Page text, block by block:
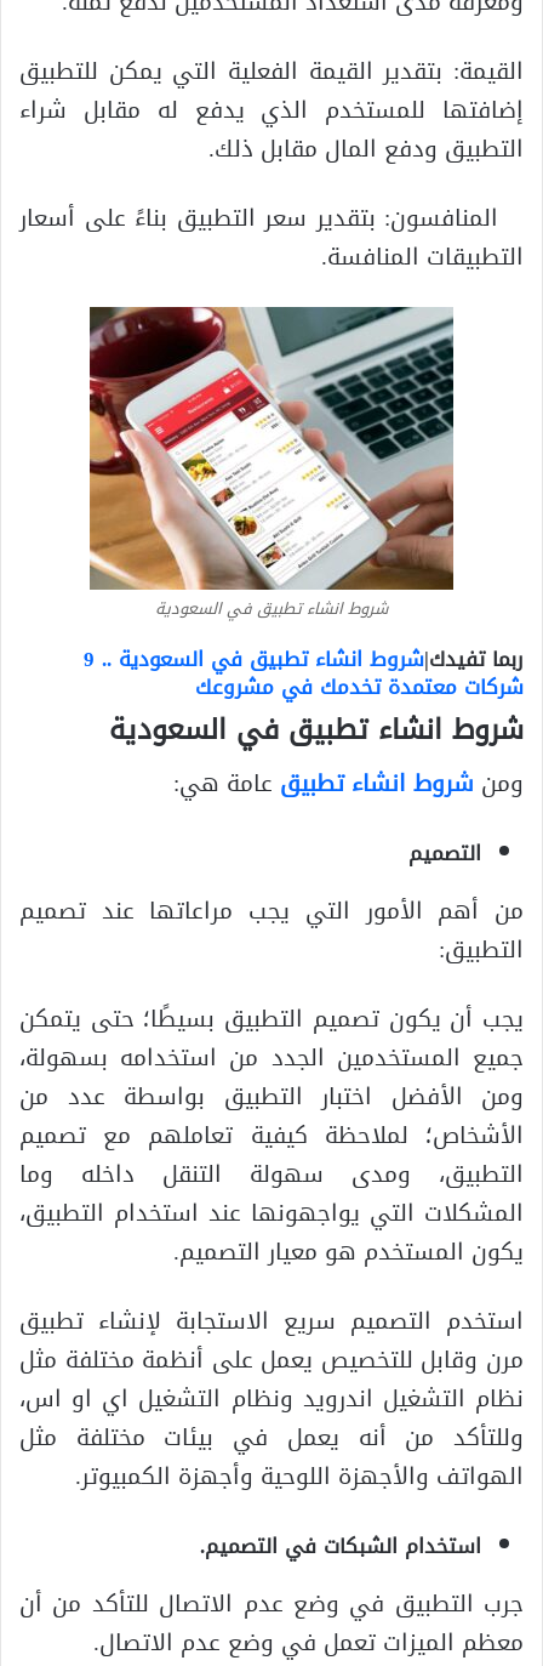
القيمة: بتقدير القيمة الفعلية التي يمكن للتطبيق
إضافتها للمستخدم الذي يدفع له مقابل شراء
التطبيق ودفع المال مقابل ذلك.
المنافسون: بتقدير سعر التطبيق بناءً على أسعار
التطبيقات المنافسة.
شروط انشاء تطبيق في السعودية
ربما تفيدك| شروط انشاء تطبيق في السعودية .. 9
شركات معتمدة تخدمك في مشروعك
شروط انشاء تطبيق في السعودية
ومن شروط انشاء تطبيق عامة هي:
التصميم
من أهم الأمور التي يجب مراعاتها عند تصميم
التطبيق:
يجب أن يكون تصميم التطبيق بسيطًا؛ حتى يتمكن
جميع المستخدمين الجدد من استخدامه بسهولة،
ومن الأفضل اختبار التطبيق بواسطة عدد من
الأشخاص؛ لملاحظة كيفية تعاملهم مع تصميم
التطبيق، ومدى سهولة التنقل داخله وما
المشكلات التي يواجهونها عند استخدام التطبيق،
يكون المستخدم هو معيار التصميم.
استخدم التصميم سريع الاستجابة لإنشاء تطبيق
مرن وقابل للتخصيص يعمل على أنظمة مختلفة مثل
نظام التشغيل اندرويد ونظام التشغيل اي او اس،
وللتأكد من أنه يعمل في بيئات مختلفة مثل
الهواتف والأجهزة اللوحية وأجهزة الكمبيوتر.
استخدام الشبكات في التصميم.
جرب التطبيق في وضع عدم الاتصال للتأكد من أن
معظم الميزات تعمل في وضع عدم الاتصال.